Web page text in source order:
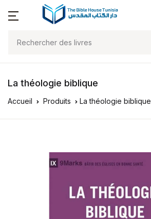
La théologie biblique
Accueil Produits La théologie biblique